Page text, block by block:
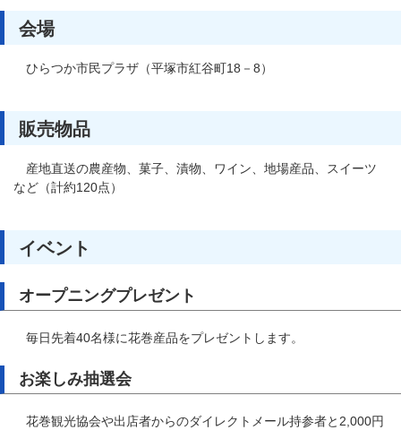
会場
ひらつか市民プラザ（平塚市紅谷町18－8）
販売物品
産地直送の農産物、菓子、漬物、ワイン、地場産品、スイーツ
など（計約120点）
イベント
オープニングプレゼント
毎日先着40名様に花巻産品をプレゼントします。
お楽しみ抽選会
花巻観光協会や出店者からのダイレクトメール持参者と2,000円